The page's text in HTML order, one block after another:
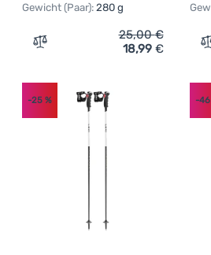
Gewicht (Paar): 280 g
Zum Vergleich 'Skistöcke Leki
25,00€
18,99 €
-25 % -46